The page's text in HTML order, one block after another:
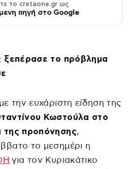
το cretaone.gr ως
πηγή στο Google
ξεπέρασε το πρόβλημα
την ευχάριστη είδηση της
Κωστούλα στο
της προπόνησης,
το μεσημέρι η
για τον Κυριακάτικο